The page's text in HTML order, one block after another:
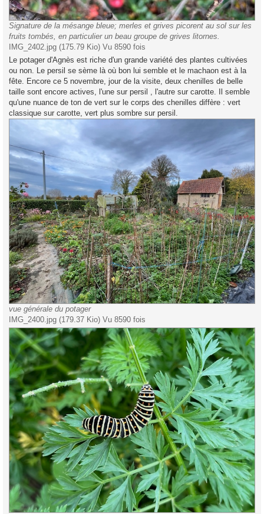
Signature de la mésange bleue; merles et grives picorent au sol sur les
fruits tombés, en particulier un beau groupe de grives litornes.
IMG_2402.jpg (175.79 Kio) Vu 8590 fois
Le potager d'Agnès est riche d'un grande variété des plantes cultivées
ou non. Le persil se sème là où bon lui semble et le machaon est à la
fête. Encore ce 5 novembre, jour de la visite, deux chenilles de belle
taille sont encore actives, l'une sur persil , l'autre sur carotte. Il semble
qu'une nuance de ton de vert sur le corps des chenilles diffère : vert
classique sur carotte, vert plus sombre sur persil.
vue générale du potager
IMG_2400.jpg (179.37 Kio) Vu 8590 fois